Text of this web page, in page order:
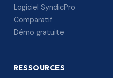
Logiciel SyndicPro
Comparatif
Démo gratuite
RESSOURCES